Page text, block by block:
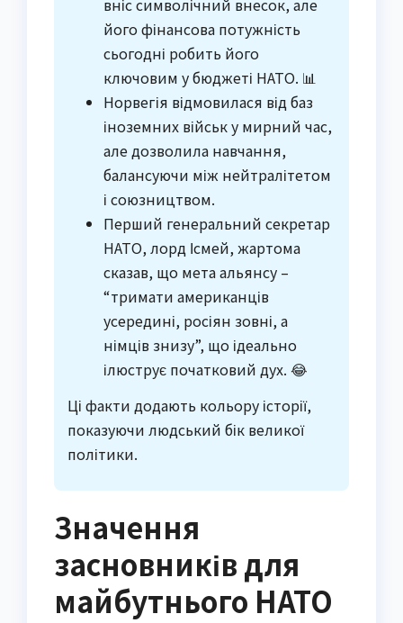
його фінансова потужність
сьогодні робить його
ключовим у бюджеті НАТО. 📊
Норвегія відмовилася від баз
іноземних військ у мирний час,
але дозволила навчання,
балансуючи між нейтралітетом
і союзництвом.
Перший генеральний секретар
НАТО, лорд Ісмей, жартома
сказав, що мета альянсу –
“тримати американців
усередині, росіян зовні, а
німців знизу”, що ідеально
ілюструє початковий дух. 😂
Ці факти додають кольору історії,
показуючи людський бік великої
політики.
Значення
засновників для
майбутнього НАТО